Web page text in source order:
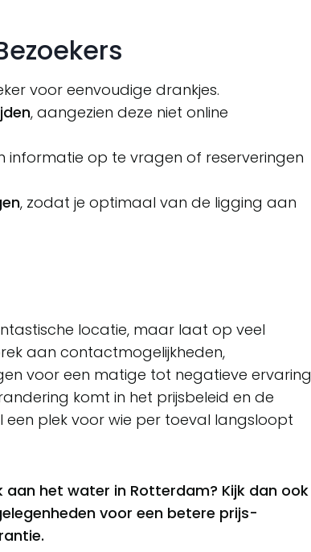
voor eenvoudige drankjes.
, aangezien deze niet online
informatie op te vragen of reserveringen
, zodat je optimaal van de ligging aan
locatie, maar laat op veel
aan contactmogelijkheden,
voor een matige tot negatieve ervaring
komt in het prijsbeleid en de
plek voor wie per toeval langsloopt
aan het water in Rotterdam? Kijk dan ook
voor een betere prijs-